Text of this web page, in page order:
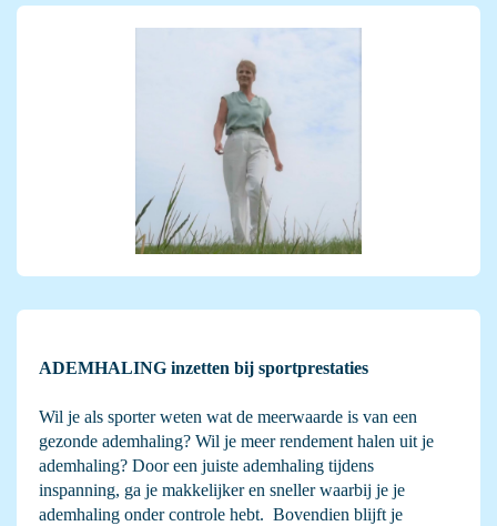
ADEMHALING inzetten bij sportprestaties
Wil je als sporter weten wat de meerwaarde is van een
gezonde ademhaling? Wil je meer rendement halen uit je
ademhaling? Door een juiste ademhaling tijdens
inspanning, ga je makkelijker en sneller waarbij je je
ademhaling onder controle hebt. Bovendien blijft je